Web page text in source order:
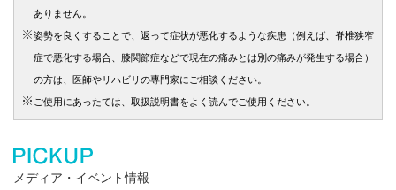
ありません。
姿勢を良くすることで、返って症状が悪化するような疾患（例えば、脊椎狭窄
症で悪化する場合、膝関節症などで現在の痛みとは別の痛みが発生する場合）
の方は、医師やリハビリの専門家にご相談ください。
ご使用にあったては、取扱説明書をよく読んでご使用ください。
メディア・イベント情報